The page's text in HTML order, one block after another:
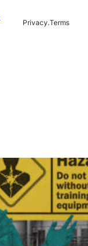
Privacy.Terms